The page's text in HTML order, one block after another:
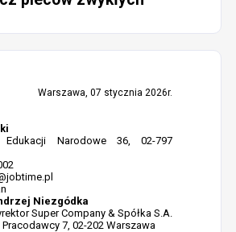
Warszawa, 07 stycznia 2026r.
Narodowe 36, 02-797
Niezgódka
Super Company & Spółka S.A.
Pracodawcy 7, 02-202 Warszawa